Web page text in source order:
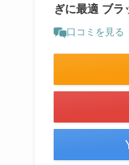
ぎに最適 ブ
口コミを見る